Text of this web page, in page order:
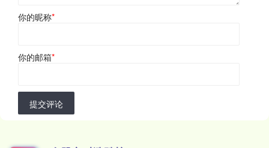
你的昵称*
你的邮箱*
提交评论